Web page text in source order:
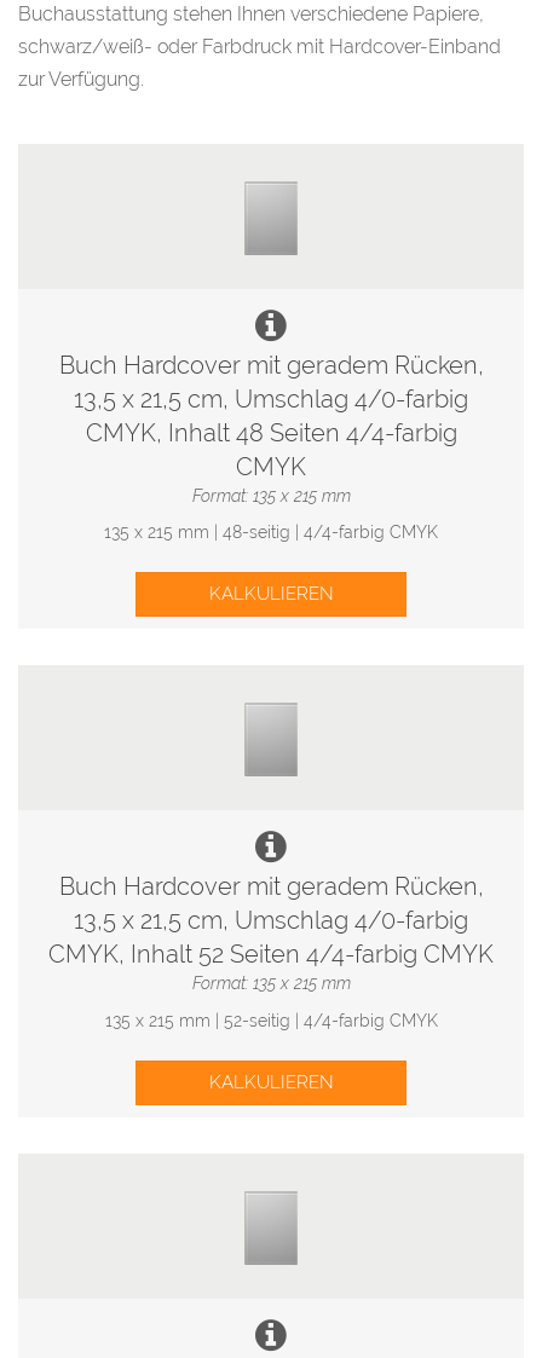
Buchausstattung stehen Ihnen verschiedene Papiere,
schwarz/weiß- oder Farbdruck mit Hardcover-Einband
zur Verfügung.
Buch Hardcover mit geradem Rücken,
13,5 x 21,5 cm, Umschlag 4/0-farbig
CMYK, Inhalt 48 Seiten 4/4-farbig
CMYK
Format: 135 x 215 mm
135 x 215 mm | 48-seitig | 4/4-farbig CMYK
KALKULIEREN
Buch Hardcover mit geradem Rücken,
13,5 x 21,5 cm, Umschlag 4/0-farbig
CMYK, Inhalt 52 Seiten 4/4-farbig CMYK
Format: 135 x 215 mm
135 x 215 mm | 52-seitig | 4/4-farbig CMYK
KALKULIEREN